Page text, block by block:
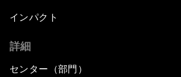
インパクト
詳細
センター（部門）